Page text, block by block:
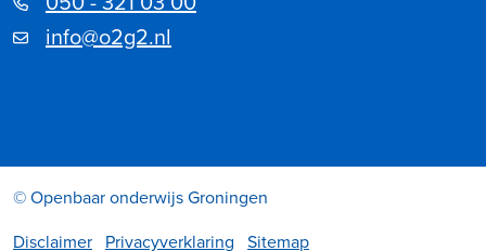
info@o2g2.nl
© Openbaar onderwijs Groningen
Disclaimer Privacyverklaring Sitemap